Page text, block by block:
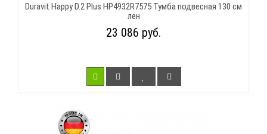
Duravit Happy D.2 Plus HP4932R7575 Тумба подвесная 130 см
лен
23 086 руб.